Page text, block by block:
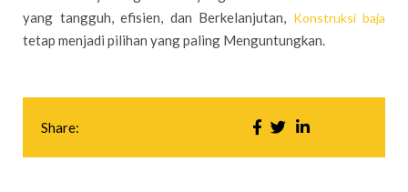
yang tangguh, efisien, dan Berkelanjutan, Konstruksi baja
tetap menjadi pilihan yang paling Menguntungkan.
Share: